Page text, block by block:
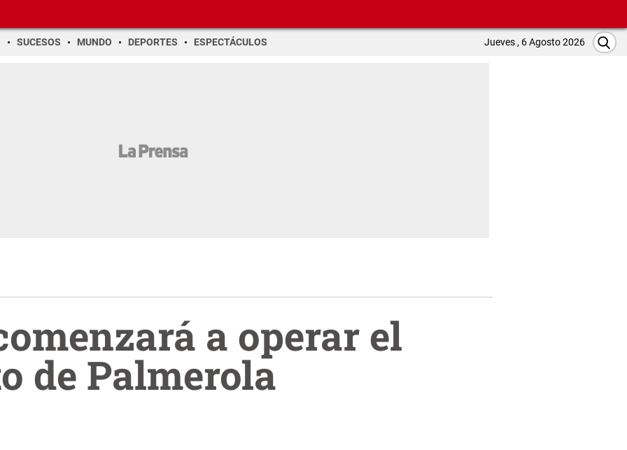
SUCESOS MUNDO DEPORTES ESPECTÁCULOS Jueves , 6 Agosto 2026
a operar el
de Palmerola